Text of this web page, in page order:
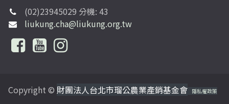
(02)23945029 分機: 43
liukung.cha@liukung.org.tw
Copyright © 財團法人台北市瑠公農業產銷基金會 隱私權政策